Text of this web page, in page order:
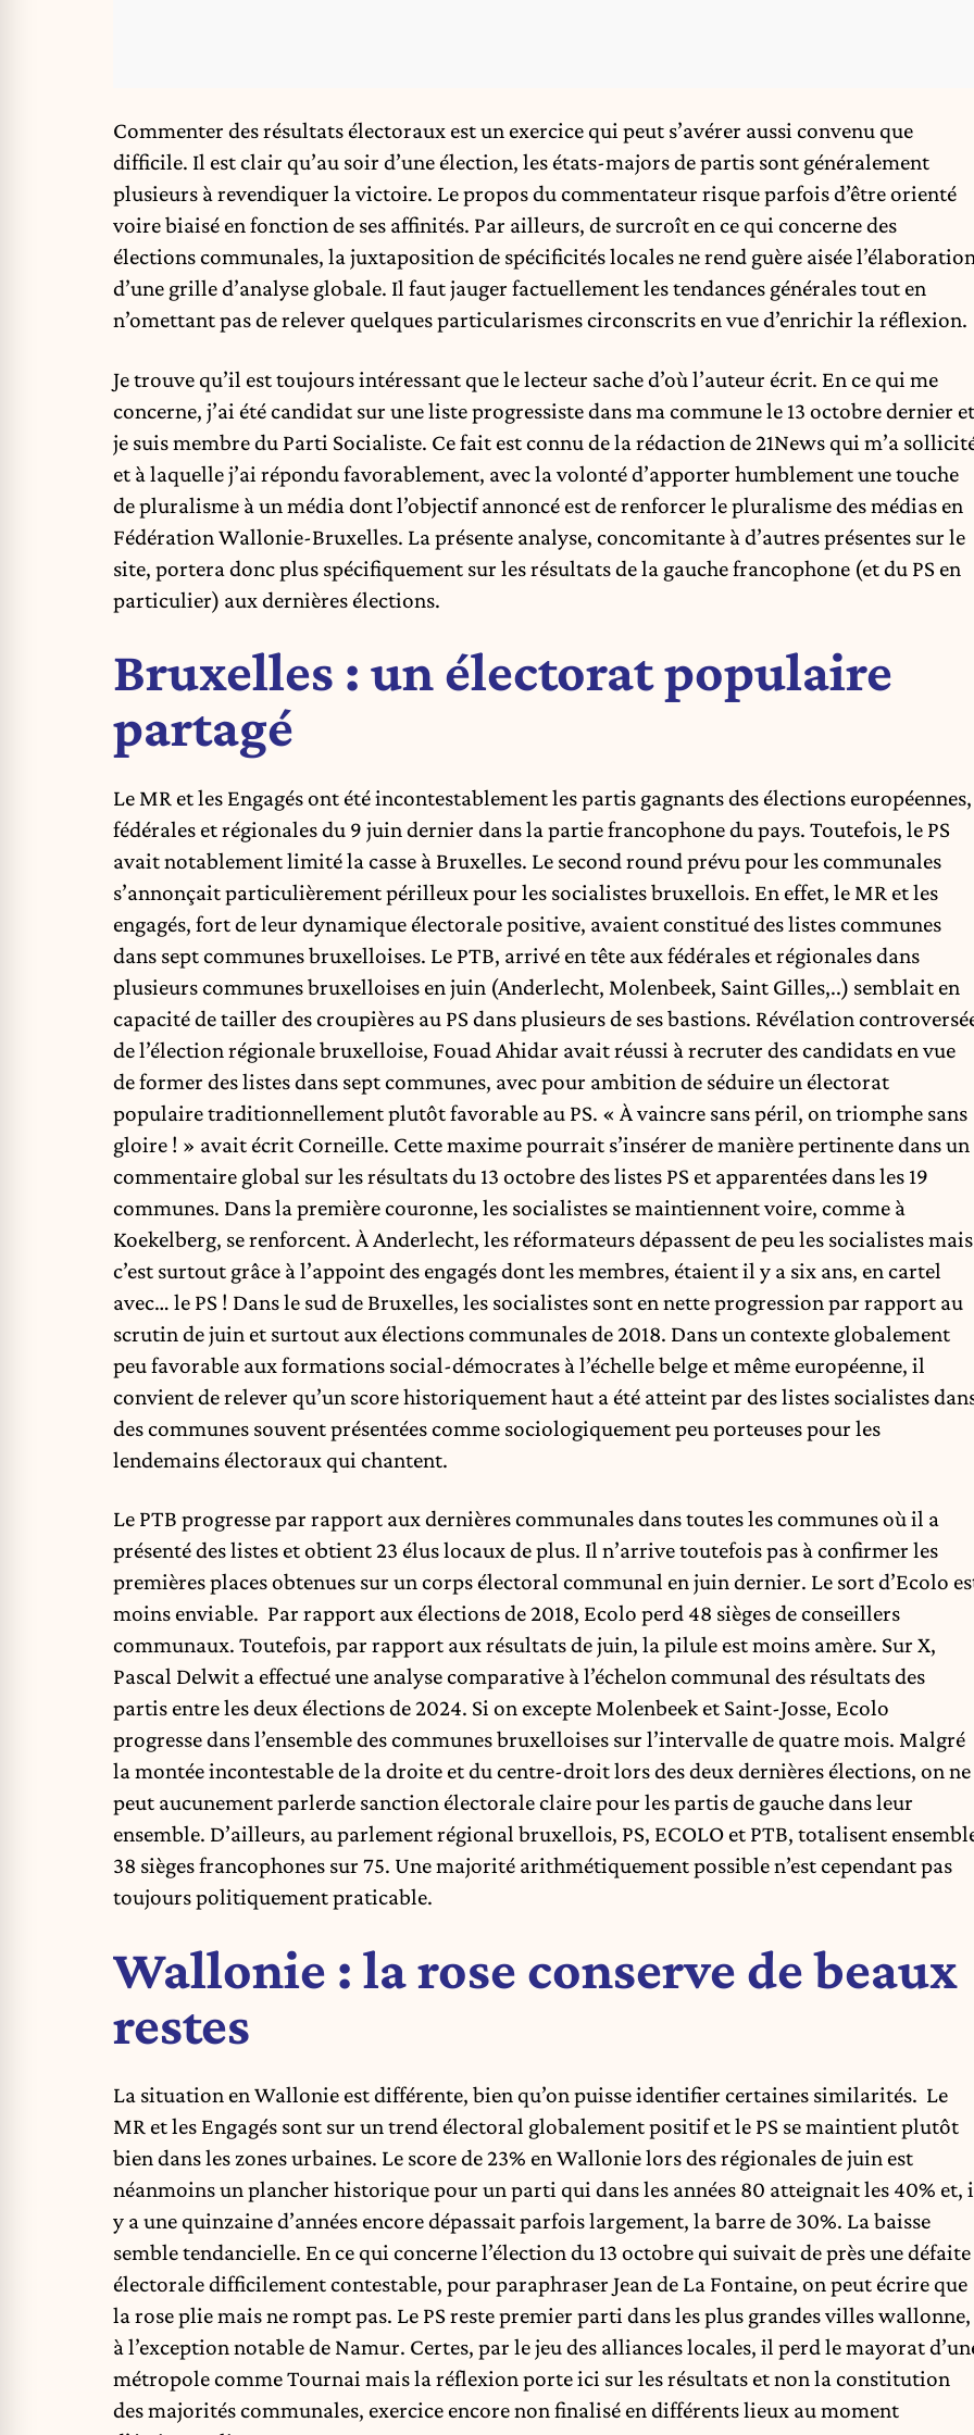
Commenter des résultats électoraux est un exercice qui peut s’avérer aussi convenu que
difficile. Il est clair qu’au soir d’une élection, les états-majors de partis sont généralement
plusieurs à revendiquer la victoire. Le propos du commentateur risque parfois d’être orienté
voire biaisé en fonction de ses affinités. Par ailleurs, de surcroît en ce qui concerne des
élections communales, la juxtaposition de spécificités locales ne rend guère aisée
d’une grille d’analyse globale. Il faut jauger factuellement les tendances générales tout en
n’omettant pas de relever quelques particularismes circonscrits en vue d’enrichir la réflexion.
Je trouve qu’il est toujours intéressant que le lecteur sache d’où l’auteur écrit. En ce qui me
concerne, j’ai été candidat sur une liste progressiste dans ma commune le 13 octobre dernier et
je suis membre du Parti Socialiste. Ce fait est connu de la rédaction de 21News qui m’a
et à laquelle j’ai répondu favorablement, avec la volonté d’apporter humblement une touche
de pluralisme à un média dont l’objectif annoncé est de renforcer le pluralisme des médias en
Fédération Wallonie-Bruxelles. La présente analyse, concomitante à d’autres présentes sur le
site, portera donc plus spécifiquement sur les résultats de la gauche francophone (et du PS en
particulier) aux dernières élections.
Bruxelles : un électorat populaire
partagé
Le MR et les Engagés ont été incontestablement les partis gagnants des élections européennes,
fédérales et régionales du 9 juin dernier dans la partie francophone du pays. Toutefois, le PS
avait notablement limité la casse à Bruxelles. Le second round prévu pour les communales
s’annonçait particulièrement périlleux pour les socialistes bruxellois. En effet, le MR et les
engagés, fort de leur dynamique électorale positive, avaient constitué des listes communes
dans sept communes bruxelloises. Le PTB, arrivé en tête aux fédérales et régionales dans
plusieurs communes bruxelloises en juin (Anderlecht, Molenbeek, Saint Gilles,..) semblait en
capacité de tailler des croupières au PS dans plusieurs de ses bastions. Révélation
de l’élection régionale bruxelloise, Fouad Ahidar avait réussi à recruter des candidats en vue
de former des listes dans sept communes, avec pour ambition de séduire un électorat
populaire traditionnellement plutôt favorable au PS. « À vaincre sans péril, on triomphe sans
gloire ! » avait écrit Corneille. Cette maxime pourrait s’insérer de manière pertinente dans un
commentaire global sur les résultats du 13 octobre des listes PS et apparentées dans les 19
communes. Dans la première couronne, les socialistes se maintiennent voire, comme à
Koekelberg, se renforcent. À Anderlecht, les réformateurs dépassent de peu les socialistes mais
c’est surtout grâce à l’appoint des engagés dont les membres, étaient il y a six ans, en cartel
avec… le PS ! Dans le sud de Bruxelles, les socialistes sont en nette progression par rapport au
scrutin de juin et surtout aux élections communales de 2018. Dans un contexte globalement
peu favorable aux formations social-démocrates à l’échelle belge et même européenne, il
convient de relever qu’un score historiquement haut a été atteint par des listes socialistes
des communes souvent présentées comme sociologiquement peu porteuses pour les
lendemains électoraux qui chantent.
Le PTB progresse par rapport aux dernières communales dans toutes les communes où il a
présenté des listes et obtient 23 élus locaux de plus. Il n’arrive toutefois pas à confirmer les
premières places obtenues sur un corps électoral communal en juin dernier. Le sort d’Ecolo
moins enviable. Par rapport aux élections de 2018, Ecolo perd 48 sièges de conseillers
communaux. Toutefois, par rapport aux résultats de juin, la pilule est moins amère. Sur X,
Pascal Delwit a effectuéune analyse comparative à l’échelon communal des résultats des
partis entre les deux élections de 2024. Si on excepte Molenbeek et Saint-Josse, Ecolo
progresse dans l’ensemble des communes bruxelloises sur l’intervalle de quatre mois. Malgré
la montée incontestable de la droite et du centre-droit lors des deux dernières élections, on ne
peut aucunement parlerde sanction électorale claire pour les partis de gauche dans leur
ensemble. D’ailleurs, au parlement régional bruxellois, PS, ECOLO et PTB, totalisent
38 sièges francophones sur 75. Une majorité arithmétiquement possible n’est cependant pas
toujours politiquement praticable.
Wallonie : la rose conserve de beaux
restes
La situation en Wallonie est différente, bien qu’on puisse identifier certaines similarités. Le
MR et les Engagés sont sur un trend électoral globalement positif et le PS se maintient plutôt
bien dans les zones urbaines. Le score de 23% en Wallonie lors des régionales de juin est
néanmoins un plancher historique pour un parti qui dans les années 80 atteignait les 40% et,
y a une quinzaine d’années encore dépassait parfois largement, la barre de 30%. La baisse
semble tendancielle. En ce qui concerne l’élection du 13 octobre qui suivait de près une défaite
électorale difficilement contestable, pour paraphraser Jean de La Fontaine, on peut écrire que
la rose plie mais ne rompt pas. Le PS reste premier parti dans les plus grandes villes wallonne,
à l’exception notable de Namur. Certes, par le jeu des alliances locales, il perd le mayorat
métropole comme Tournai mais la réflexion porte ici sur les résultats et non la constitution
des majorités communales, exercice encore non finalisé en différents lieux au moment